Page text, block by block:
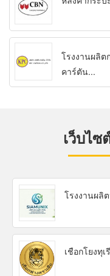
โรงงานผลิต
คาร์ตัน...
เว็บไ
โรงงานผลิ
เชือกโยงทุ